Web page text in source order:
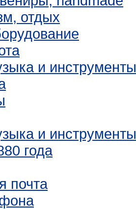
отдых
и инструменты
и инструменты
года
почта